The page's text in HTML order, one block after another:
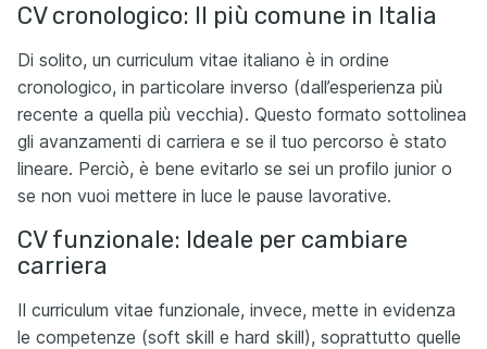
CV cronologico: Il più comune in Italia
Di solito, un curriculum vitae italiano è in ordine
cronologico, in particolare inverso (dall’esperienza più
recente a quella più vecchia). Questo formato sottolinea
gli avanzamenti di carriera e se il tuo percorso è stato
lineare. Perciò, è bene evitarlo se sei un profilo junior o
se non vuoi mettere in luce le pause lavorative.
CV funzionale: Ideale per cambiare
carriera
Il curriculum vitae funzionale, invece, mette in evidenza
le competenze (soft skill e hard skill), soprattutto quelle